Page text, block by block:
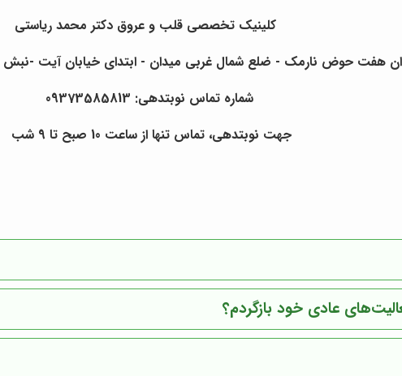
کلینیک تخصصی قلب و عروق دکتر محمد ریاستی
هفت حوض نارمک - ضلع شمال غربی میدان - ابتدای خیابان آیت -نبش
شماره تماس نوبتدهی:
09373585813
جهت نوبتدهی، تماس تنها از ساعت 10 صبح تا 9 شب
عادی خود بازگردم؟